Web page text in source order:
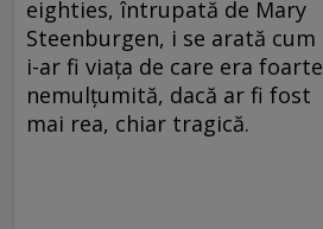
eighties, întrupată de Mary
Steenburgen, i se arată cum
i-ar fi viaţa de care era foarte
nemulţumită, dacă ar fi fost
mai rea, chiar tragică.